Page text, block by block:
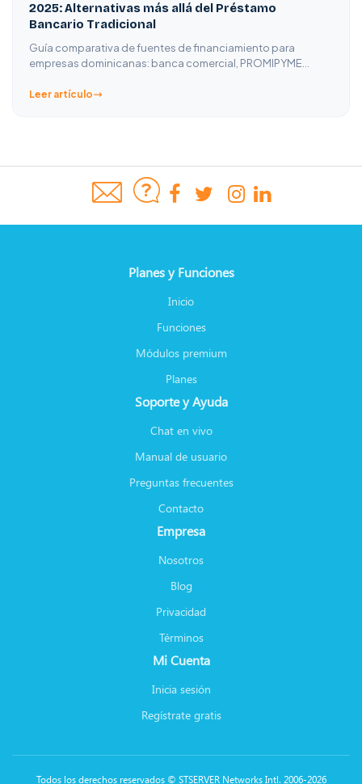
2025: Alternativas más allá del Préstamo
Bancario Tradicional
Guía comparativa de fuentes de financiamiento para
empresas dominicanas: banca comercial, PROMIPYME…
Leer artículo
Planes y Funciones
Inicio
Funciones
Módulos premium
Planes
Soporte y Ayuda
Chat en vivo
Manual de usuario
Preguntas frecuentes
Contacto
Empresa
Nosotros
Blog
Privacidad
Términos
Mi Cuenta
Inicia sesión
Regístrate gratis
Todos los derechos reservados © STSERVER Networks Intl. 2006-2026